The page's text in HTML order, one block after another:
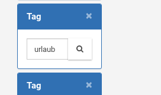
×
Tag
×
Tag